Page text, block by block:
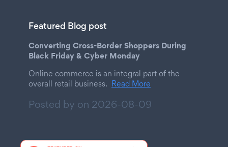
Featured Blog post
Converting Cross-Border Shoppers During
Black Friday & Cyber Monday
Online commerce is an integral part of the
overall retail business. Read More
Posted by on 2026-08-09